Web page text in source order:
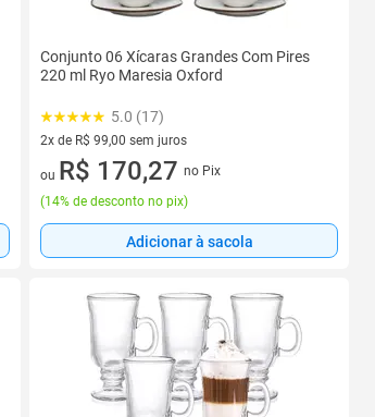
Conjunto 06 Xícaras Grandes Com Pires
220 ml Ryo Maresia Oxford
5.0 (17)
2x de R$ 99,00 sem juros
2 vez de R$ 99,00 sem juros
ou R$ 170,27 no Pix
(14% de desconto no pix)
Adicionar à sacola